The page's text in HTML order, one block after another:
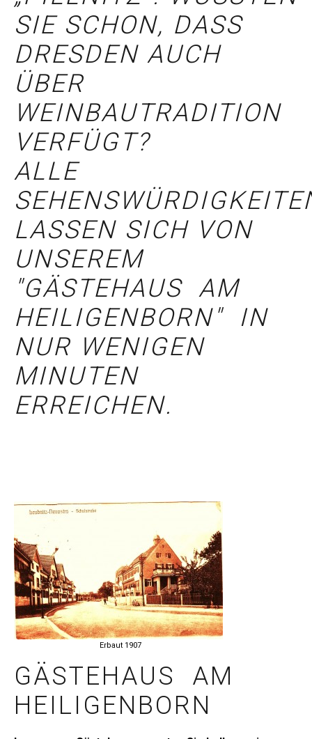
IE SCHON, DASS D
RESDEN AUCH Ü
BER W
EINBAUTRADITION V
ERFÜGT?
ALLE
LASSEN SICH VON
UNSEREM
"GÄSTEHAUS AM
HEILIGENBORN" IN
NUR WENIGEN
MINUTEN
ERREICHEN.
Erbaut 1907
GÄSTEHAUS AM
HEILIGENBORN